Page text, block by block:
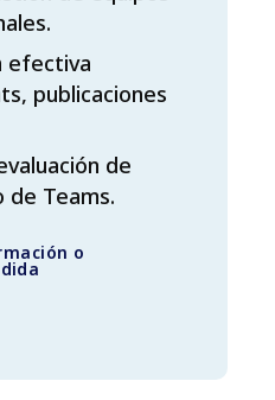
efectiva
publicaciones
de
Teams.
o